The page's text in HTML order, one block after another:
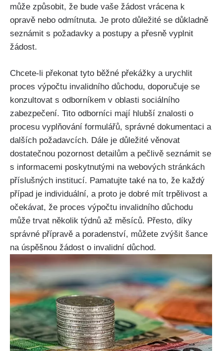
může způsobit, že bude vaše žádost vrácena k
opravě nebo odmítnuta. Je proto důležité se důkladně
seznámit s požadavky a postupy a přesně vyplnit
žádost.
Chcete-li překonat tyto běžné překážky a urychlit
proces výpočtu invalidního důchodu, doporučuje se
konzultovat s odborníkem v oblasti sociálního
zabezpečení. Tito odborníci mají hlubší znalosti o
procesu vyplňování formulářů, správné dokumentaci a
dalších požadavcích. Dále je důležité věnovat
dostatečnou pozornost detailům a pečlivě seznámit se
s informacemi poskytnutými na webových stránkách
příslušných institucí. Pamatujte také na to, že každý
případ je individuální, a proto je dobré mít trpělivost a
očekávat, že proces výpočtu invalidního důchodu
může trvat několik týdnů až měsíců. Přesto, díky
správné přípravě a poradenství, můžete zvýšit šance
na úspěšnou žádost o invalidní důchod.